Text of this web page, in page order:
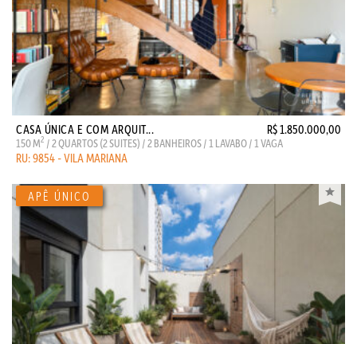
CASA ÚNICA E COM ARQUIT... R$ 1.850.000,00
150 M2 / 2 QUARTOS (2 SUITES) / 2 BANHEIROS / 1 LAVABO / 1 VAGA
RU: 9854 - VILA MARIANA